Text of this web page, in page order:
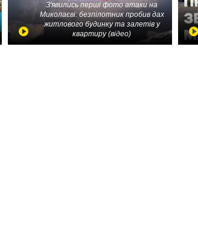
З'явились перші фото атаки на
Миколаєві: безпілотник пробив дах
житлового будинку та залетів у
квартиру (відео)